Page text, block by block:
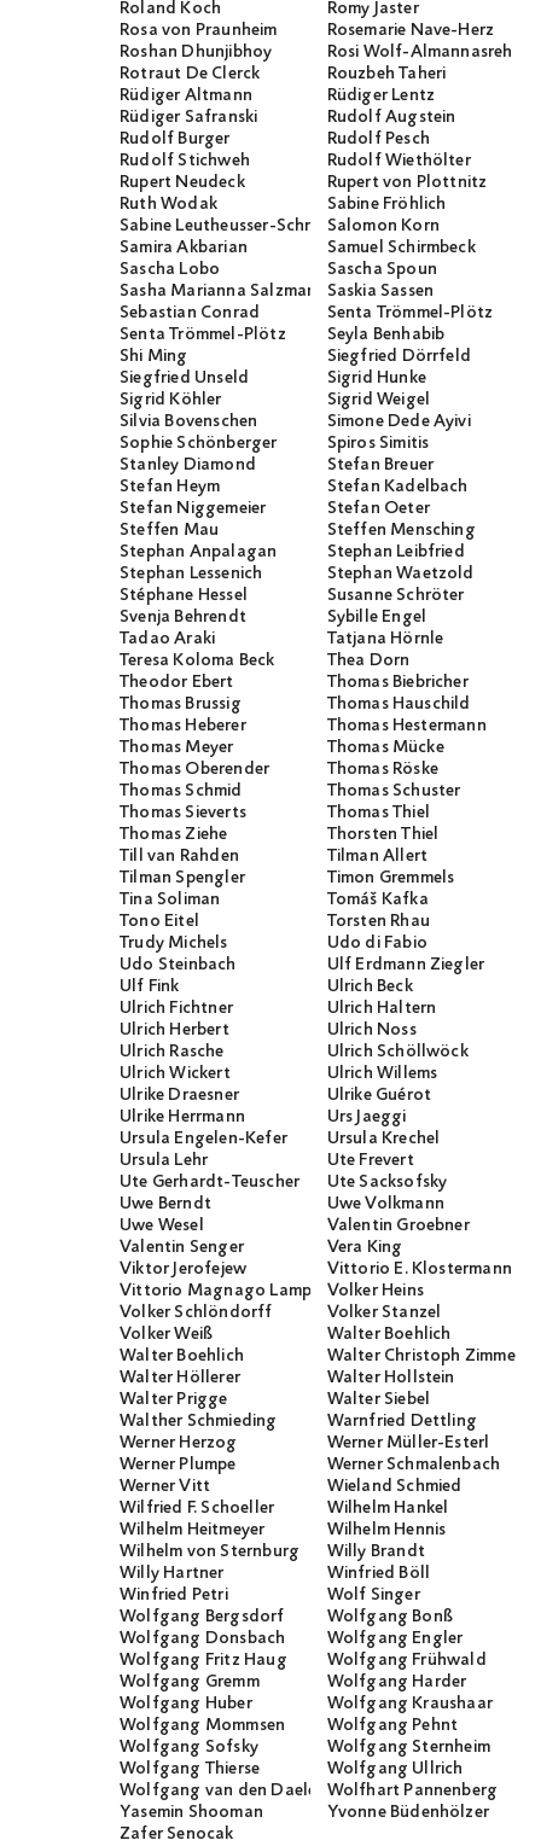
Roland Koch
Romy Jaster
Rosa von Praunheim
Rosemarie Nave-Herz
Roshan Dhunjibhoy
Rosi Wolf-Almannasreh
Rotraut De Clerck
Rouzbeh Taheri
Rüdiger Altmann
Rüdiger Lentz
Rüdiger Safranski
Rudolf Augstein
Rudolf Burger
Rudolf Pesch
Rudolf Stichweh
Rudolf Wiethölter
Rupert Neudeck
Rupert von Plottnitz
Ruth Wodak
Sabine Fröhlich
Sabine Leutheusser-Schnarrenberger
Salomon Korn
Samira Akbarian
Samuel Schirmbeck
Sascha Lobo
Sascha Spoun
Sasha Marianna Salzmann Saskia Sassen
Sebastian Conrad
Senta Trömmel-Plötz
Senta Trömmel-Plötz
Seyla Benhabib
Shi Ming
Siegfried Dörrfeld
Siegfried Unseld
Sigrid Hunke
Sigrid Köhler
Sigrid Weigel
Silvia Bovenschen
Simone Dede Ayivi
Sophie Schönberger
Spiros Simitis
Stanley Diamond
Stefan Breuer
Stefan Heym
Stefan Kadelbach
Stefan Niggemeier
Stefan Oeter
Steffen Mau
Steffen Mensching
Stephan Anpalagan
Stephan Leibfried
Stephan Lessenich
Stephan Waetzold
Stéphane Hessel
Susanne Schröter
Svenja Behrendt
Sybille Engel
Tadao Araki
Tatjana Hörnle
Teresa Koloma Beck
Thea Dorn
Theodor Ebert
Thomas Biebricher
Thomas Brussig
Thomas Hauschild
Thomas Heberer
Thomas Hestermann
Thomas Meyer
Thomas Mücke
Thomas Oberender
Thomas Röske
Thomas Schmid
Thomas Schuster
Thomas Sieverts
Thomas Thiel
Thomas Ziehe
Thorsten Thiel
Till van Rahden
Tilman Allert
Tilman Spengler
Timon Gremmels
Tina Soliman
Tomáš Kafka
Tono Eitel
Torsten Rhau
Trudy Michels
Udo di Fabio
Udo Steinbach
Ulf Erdmann Ziegler
Ulf Fink
Ulrich Beck
Ulrich Fichtner
Ulrich Haltern
Ulrich Herbert
Ulrich Noss
Ulrich Rasche
Ulrich Schöllwöck
Ulrich Wickert
Ulrich Willems
Ulrike Draesner
Ulrike Guérot
Ulrike Herrmann
Urs Jaeggi
Ursula Engelen-Kefer
Ursula Krechel
Ursula Lehr
Ute Frevert
Ute Gerhardt-Teuscher
Ute Sacksofsky
Uwe Berndt
Uwe Volkmann
Uwe Wesel
Valentin Groebner
Valentin Senger
Vera King
Viktor Jerofejew
Vittorio E. Klostermann
Vittorio Magnago LampugnaniVolker Heins
Volker Schlöndorff
Volker Stanzel
Volker Weiß
Walter Boehlich
Walter Boehlich
Walter Christoph Zimmerli
Walter Höllerer
Walter Hollstein
Walter Prigge
Walter Siebel
Walther Schmieding
Warnfried Dettling
Werner Herzog
Werner Müller-Esterl
Werner Plumpe
Werner Schmalenbach
Werner Vitt
Wieland Schmied
Wilfried F. Schoeller
Wilhelm Hankel
Wilhelm Heitmeyer
Wilhelm Hennis
Wilhelm von Sternburg
Willy Brandt
Willy Hartner
Winfried Böll
Winfried Petri
Wolf Singer
Wolfgang Bergsdorf
Wolfgang Bonß
Wolfgang Donsbach
Wolfgang Engler
Wolfgang Fritz Haug
Wolfgang Frühwald
Wolfgang Gremm
Wolfgang Harder
Wolfgang Huber
Wolfgang Kraushaar
Wolfgang Mommsen
Wolfgang Pehnt
Wolfgang Sofsky
Wolfgang Sternheim
Wolfgang Thierse
Wolfgang Ullrich
Wolfgang van den Daele
Wolfhart Pannenberg
Yasemin Shooman
Yvonne Büdenhölzer
Zafer Senocak